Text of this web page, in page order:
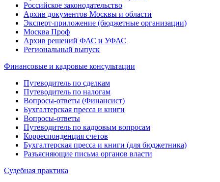
Российское законодательство
Архив документов Москвы и области
Эксперт-приложение (бюджетные организации)
Москва Проф
Архив решений ФАС и УФАС
Региональный выпуск
Финансовые и кадровые консультации
Путеводитель по сделкам
Путеводитель по налогам
Вопросы-ответы (Финансист)
Бухгалтерская пресса и книги
Вопросы-ответы
Путеводитель по кадровым вопросам
Корреспонденция счетов
Бухгалтерская пресса и книги (для бюджетника)
Разъясняющие письма органов власти
Судебная практика